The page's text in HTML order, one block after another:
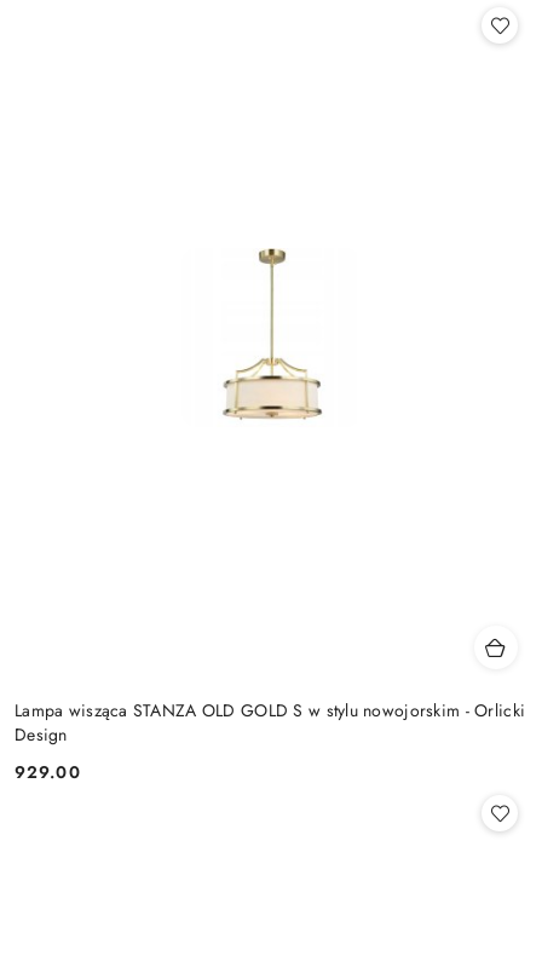
Lampa wisząca STANZA OLD GOLD S w stylu nowojorskim - Orlicki
Design
Cena:
929.00